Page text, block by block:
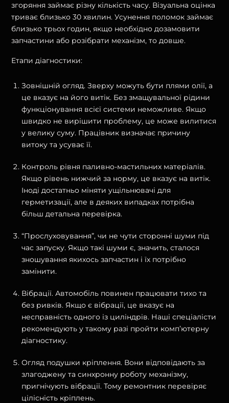
згоряння займає різну кількість часу. Візуальна оцінка
триває близько 30 хвилин. Усунення поломок займає
близько трьох годин, якщо необхідно дозамовити
запчастини або розібрати механізм, то довше.
Етапи діагностики:
Зовнішній огляд. Зверху можуть бути плями олії, а
це вказує на його витік. Без змащувальної рідини
функціонування всієї системи неможливе. Якщо
швидко не вирішити проблему, це може вилитися
у велику суму. Працівник визначає причину
витоку та усуває її.
Контроль рівня паливно-мастильних матеріалів.
Якщо рівень нижчий за норму, це вказує на витік.
Іноді достатньо міняти ущільнювачі для
герметизації, але в деяких випадках потрібна
більш детальна перевірка.
“Прослуховування”, чи не чути сторонні шуми під
час запуску. Якщо такі шуми є, значить, сталося
зношування якихось запчастин і їх потрібно
замінити.
Вібрації. Автомобіль повинен працювати тихо та
без ривків. Якщо є вібрації, це вказує на
несправність одного із циліндрів. Наші спеціалісти
рекомендують у такому разі пройти комп’ютерну
діагностику.
Огляд подушки кріплення. Вони відповідають за
злагоджену та синхронну роботу механізму,
пригнічують вібрації. Тому ремонтник перевіряє
цілісність кріплень.